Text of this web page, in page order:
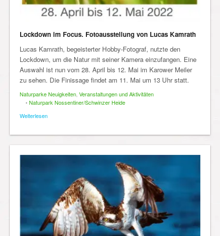
Lockdown im Focus. Fotoausstellung von Lucas Kamrath
Lucas Kamrath, begeisterter Hobby-Fotograf, nutzte den
Lockdown, um die Natur mit seiner Kamera einzufangen. Eine
Auswahl ist nun vom 28. April bis 12. Mai im Karower Meiler
zu sehen. Die Finissage findet am 11. Mai um 13 Uhr statt.
Naturparke Neuigkeiten, Veranstaltungen und Aktivitäten
• Naturpark Nossentiner/Schwinzer Heide
Weiterlesen